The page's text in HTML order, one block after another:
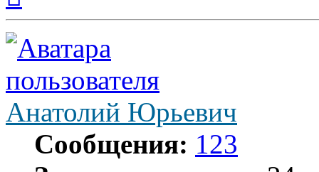
началу
Анатолий Юрьевич
Сообщения: 123